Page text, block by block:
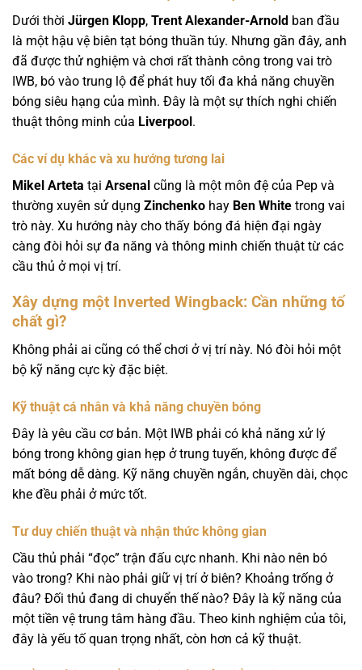
Dưới thời Jürgen Klopp, Trent Alexander-Arnold ban đầu
là một hậu vệ biên tạt bóng thuần túy. Nhưng gần đây, anh
đã được thử nghiệm và chơi rất thành công trong vai trò
IWB, bó vào trung lộ để phát huy tối đa khả năng chuyền
bóng siêu hạng của mình. Đây là một sự thích nghi chiến
thuật thông minh của Liverpool.
Các ví dụ khác và xu hướng tương lai
Mikel Arteta tại Arsenal cũng là một môn đệ của Pep và
thường xuyên sử dụng Zinchenko hay Ben White trong vai
trò này. Xu hướng này cho thấy bóng đá hiện đại ngày
càng đòi hỏi sự đa năng và thông minh chiến thuật từ các
cầu thủ ở mọi vị trí.
Xây dựng một Inverted Wingback: Cần những tố
chất gì?
Không phải ai cũng có thể chơi ở vị trí này. Nó đòi hỏi một
bộ kỹ năng cực kỳ đặc biệt.
Kỹ thuật cá nhân và khả năng chuyền bóng
Đây là yêu cầu cơ bản. Một IWB phải có khả năng xử lý
bóng trong không gian hẹp ở trung tuyến, không được để
mất bóng dễ dàng. Kỹ năng chuyền ngắn, chuyền dài, chọc
khe đều phải ở mức tốt.
Tư duy chiến thuật và nhận thức không gian
Cầu thủ phải “đọc” trận đấu cực nhanh. Khi nào nên bó
vào trong? Khi nào phải giữ vị trí ở biên? Khoảng trống ở
đâu? Đối thủ đang di chuyển thế nào? Đây là kỹ năng của
một tiền vệ trung tâm hàng đầu. Theo kinh nghiệm của tôi,
đây là yếu tố quan trọng nhất, còn hơn cả kỹ thuật.